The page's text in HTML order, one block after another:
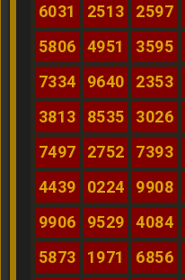
6031
2513 2597
5806
4951 3595
7334
9640 2353
3813
8535 3026
7497
2752 7393
4439
0224 9908
9906
9529 4084
5873
1971 6856